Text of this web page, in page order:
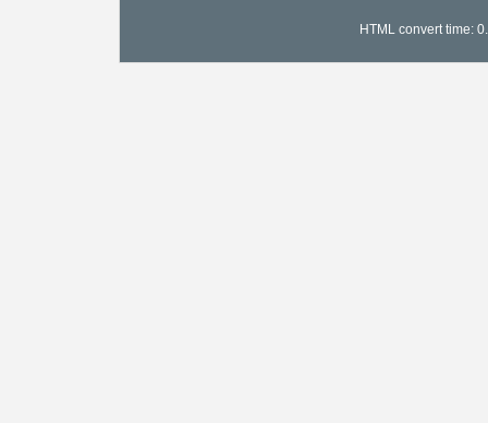
HTML convert time: